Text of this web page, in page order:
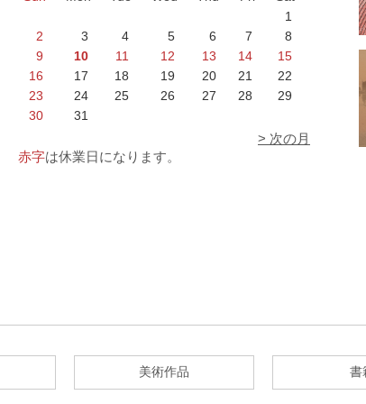
1
2
3 4 5 6 7
8
9
10 11 12 13 14
15
16
17 18 19 20 21
22
23
24 25 26 27 28
29
30
31
> 次の月
赤字は休業日になります。
美術作品 書